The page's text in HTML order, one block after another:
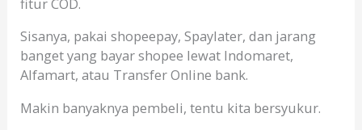
Sisanya, pakai shopeepay, Spaylater, dan jarang
banget yang bayar shopee lewat Indomaret,
Alfamart, atau Transfer Online bank.
Makin banyaknya pembeli, tentu kita bersyukur.